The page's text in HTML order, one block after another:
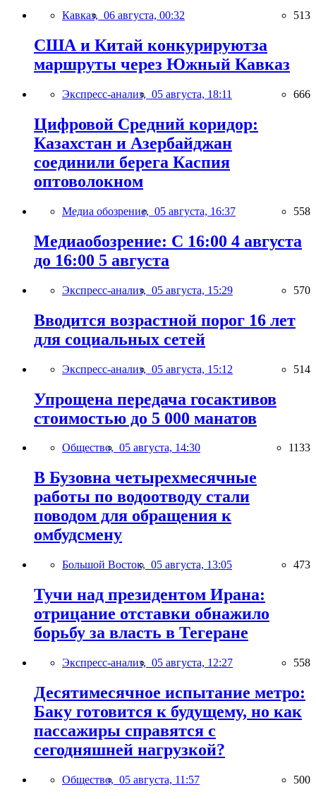
Кавказ, 06 августа, 00:32 513
США и Китай конкурируютза
маршруты через Южный Кавказ
Экспресс-анализ, 05 августа, 18:11 666
Цифровой Средний коридор:
Казахстан и Азербайджан
соединили берега Каспия
оптоволокном
Медиа обозрение, 05 августа, 16:37 558
Медиаобозрение: С 16:00 4 августа
до 16:00 5 августа
Экспресс-анализ, 05 августа, 15:29 570
Вводится возрастной порог 16 лет
для социальных сетей
Экспресс-анализ, 05 августа, 15:12 514
Упрощена передача госактивов
стоимостью до 5 000 манатов
Общество, 05 августа, 14:30 1133
В Бузовна четырехмесячные
работы по водоотводу стали
поводом для обращения к
омбудсмену
Большой Восток, 05 августа, 13:05 473
Тучи над президентом Ирана:
отрицание отставки обнажило
борьбу за власть в Тегеране
Экспресс-анализ, 05 августа, 12:27 558
Десятимесячное испытание метро:
Баку готовится к будущему, но как
пассажиры справятся с
сегодняшней нагрузкой?
Общество, 05 августа, 11:57 500